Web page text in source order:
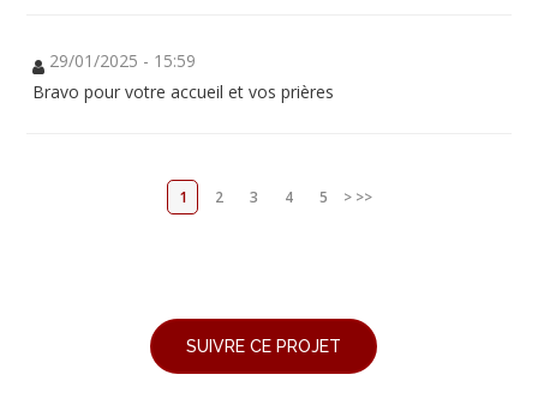
29/01/2025 - 15:59
Bravo pour votre accueil et vos prières
1 2 3 4 5 > >>